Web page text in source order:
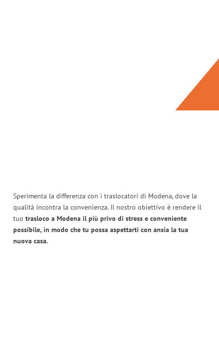
Sperimenta la differenza con i traslocatori di Modena, dove la
qualità incontra la convenienza. Il nostro obiettivo è rendere il
tuo trasloco a Modena il più privo di stress e conveniente
possibile, in modo che tu possa aspettarti con ansia la tua
nuova casa.